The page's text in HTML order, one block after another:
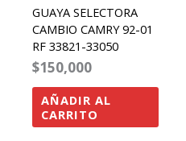
GUAYA SELECTORA
CAMBIO CAMRY 92-01
RF 33821-33050
$150,000
AÑADIR AL
CARRITO